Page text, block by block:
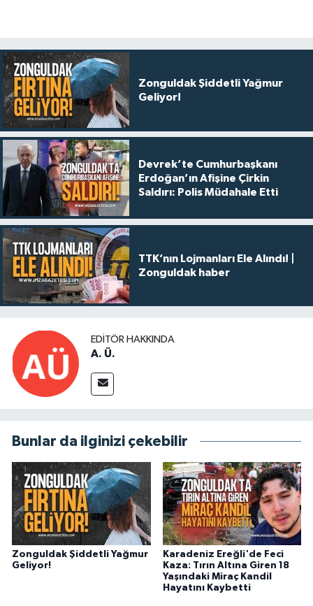
Zonguldak Şiddetli Yağmur
Geliyor!
Devrek’te Cumhurbaşkanı
Erdoğan’ın Afişine Çirkin
Saldırı: Polis Müdahale Etti
TTK’nın Lojmanları Ele Alındı! |
Zonguldak haber
EDITÖR HAKKINDA
A. Ü.
Bunlar da ilginizi çekebilir
Zonguldak Şiddetli Yağmur
Geliyor!
Karadeniz Ereğli'de Feci
Kaza: Tırın Altına Giren 18
Yaşındaki Miraç Kandil
Hayatını Kaybetti